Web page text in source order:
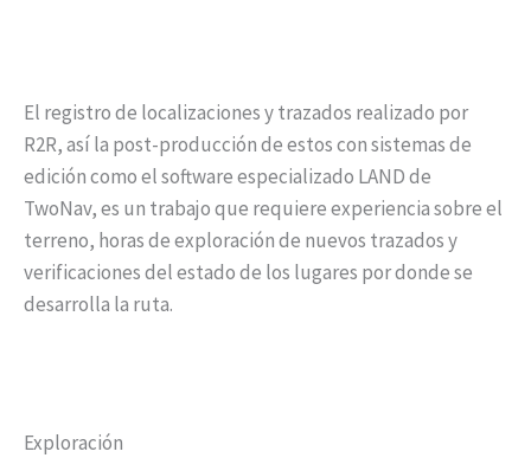
El registro de localizaciones y trazados realizado por
R2R, así la post-producción de estos con sistemas de
edición como el software especializado LAND de
TwoNav, es un trabajo que requiere experiencia sobre el
terreno, horas de exploración de nuevos trazados y
verificaciones del estado de los lugares por donde se
desarrolla la ruta.
Exploración